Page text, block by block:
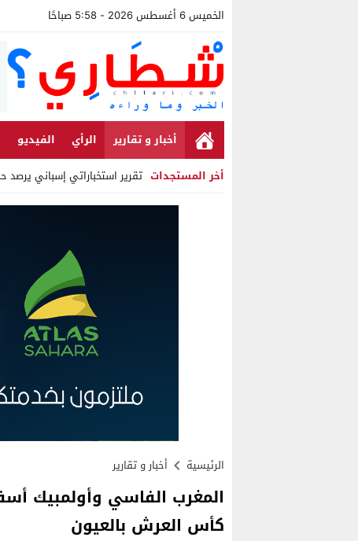
الخميس 6 أغسطس 2026 - 5:58 صباحًا
أخبار و تقارير الرأي الفيديو
أخر المستجدات تقرير استخباراتي إسباني يرصد
Stop
الرئيسية أخبار و تقارير
المغرب الفاسي وأولمبيك
كأس العرش بالعيون